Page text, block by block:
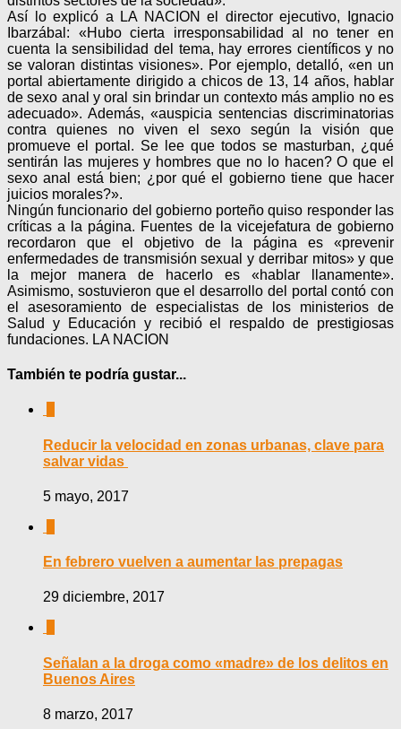
Así lo explicó a LA NACION el director ejecutivo, Ignacio
Ibarzábal: «Hubo cierta irresponsabilidad al no tener en
cuenta la sensibilidad del tema, hay errores científicos y no
se valoran distintas visiones». Por ejemplo, detalló, «en un
portal abiertamente dirigido a chicos de 13, 14 años, hablar
de sexo anal y oral sin brindar un contexto más amplio no es
adecuado». Además, «auspicia sentencias discriminatorias
contra quienes no viven el sexo según la visión que
promueve el portal. Se lee que todos se masturban, ¿qué
sentirán las mujeres y hombres que no lo hacen? O que el
sexo anal está bien; ¿por qué el gobierno tiene que hacer
juicios morales?».
Ningún funcionario del gobierno porteño quiso responder las
críticas a la página. Fuentes de la vicejefatura de gobierno
recordaron que el objetivo de la página es «prevenir
enfermedades de transmisión sexual y derribar mitos» y que
la mejor manera de hacerlo es «hablar llanamente».
Asimismo, sostuvieron que el desarrollo del portal contó con
el asesoramiento de especialistas de los ministerios de
Salud y Educación y recibió el respaldo de prestigiosas
fundaciones. LA NACION
También te podría gustar...
Reducir la velocidad en zonas urbanas, clave para
salvar vidas
5 mayo, 2017
En febrero vuelven a aumentar las prepagas
29 diciembre, 2017
Señalan a la droga como «madre» de los delitos en
Buenos Aires
8 marzo, 2017